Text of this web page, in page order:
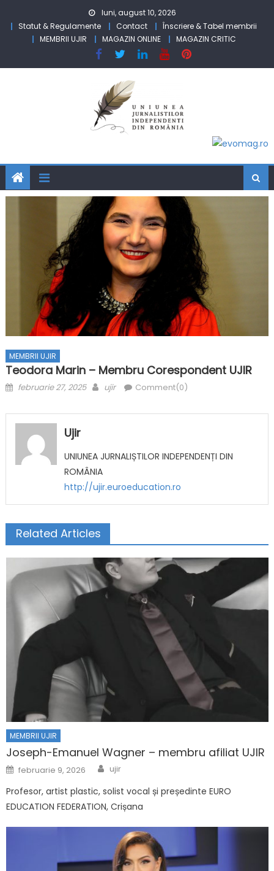
luni, august 10, 2026
Statut & Regulamente
Contact
Înscriere & Tabel membrii
MEMBRII UJIR
MAGAZIN ONLINE MAGAZIN CRITIC
MEMBRII UJIR
Teodora Marin – Membru Corespondent UJIR
Posted on
februarie 27, 2025 Author
ujir Comment(0)
Ujir
UNIUNEA JURNALIȘTILOR INDEPENDENȚI DIN
ROMÂNIA
http://ujir.euroeducation.ro
Related Articles
MEMBRII UJIR
Joseph-Emanuel Wagner – membru afiliat UJIR
Posted on
februarie 9, 2026 Author
ujir
Profesor, artist plastic, solist vocal și președinte EURO
EDUCATION FEDERATION, Crișana